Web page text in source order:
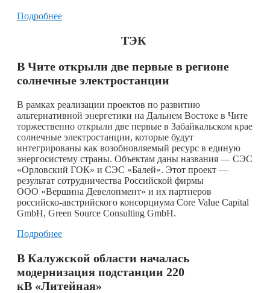
Подробнее
ТЭК
В Чите открыли две первые в регионе
солнечные электростанции
В рамках реализации проектов по развитию
альтернативной энергетики на Дальнем Востоке в Чите
торжественно открыли две первые в Забайкальском крае
солнечные электростанции, которые будут
интегрированы как возобновляемый ресурс в единую
энергосистему страны. Объектам даны названия — СЭС
«Орловский ГОК» и СЭС «Балей». Этот проект —
результат сотрудничества Российской фирмы
ООО «Вершина Девелопмент» и их партнеров
российско-австрийского консорциума Core Value Capital
GmbH, Green Source Consulting GmbH.
Подробнее
В Калужской области началась
модернизация подстанции 220
кВ «Литейная»